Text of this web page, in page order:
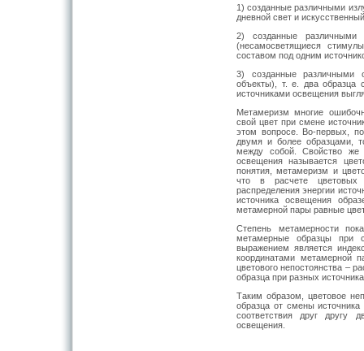
1) созданные различными
дневной свет и
2) созданные различными
(несамосветящиеся
составом под одним
3) созданные различными
объекты), т. е. два образца
источниками освещения
Метамеризм многие
свой цвет при смене
этом вопросе. Во-первых,
двумя и более образцами,
между собой. Свойство же
освещения называется
понятия, метамеризм и
что в расчете цветовых
распределения энергии
источника освещения
метамерной пары равные
Степень метамерности
метамерные образцы при
выражением является
координатами метамерной
цветового непостоянства –
образца при разных
Таким образом, цветовое
образца от смены
соответствия друг другу
освещения.